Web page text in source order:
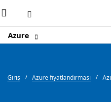
Azure
Giriş Azure fiyatlandırması